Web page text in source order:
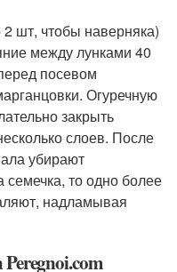
шт, чтобы наверняка)
между лунками 40
посевом
Огуречную
закрыть
слоев. После
убирают
семечка, то одно более
надламывая